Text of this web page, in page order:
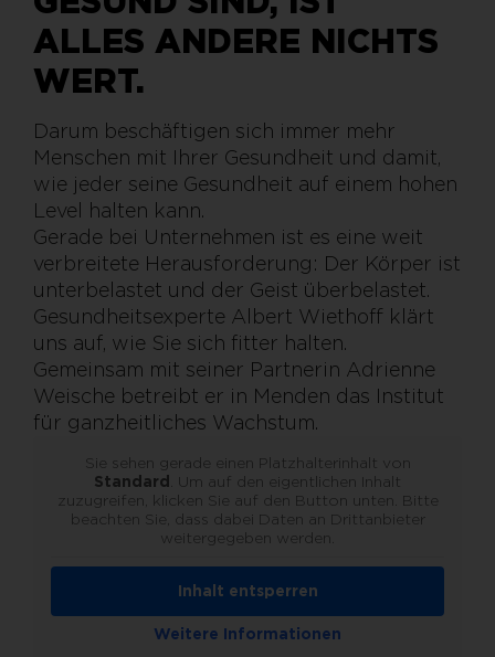
ALLES ANDERE NICHTS
WERT.
Darum beschäftigen sich immer mehr
Menschen mit Ihrer Gesundheit und damit,
wie jeder seine Gesundheit auf einem hohen
Level halten kann.
Gerade bei Unternehmen ist es eine weit
verbreitete Herausforderung: Der Körper ist
unterbelastet und der Geist überbelastet.
Gesundheitsexperte Albert Wiethoff klärt
uns auf, wie Sie sich fitter halten.
Gemeinsam mit seiner Partnerin Adrienne
Weische betreibt er in Menden das Institut
für ganzheitliches Wachstum.
Sie sehen gerade einen Platzhalterinhalt von
Standard
. Um auf den eigentlichen Inhalt
zuzugreifen, klicken Sie auf den Button unten. Bitte
beachten Sie, dass dabei Daten an Drittanbieter
weitergegeben werden.
Inhalt entsperren
Weitere Informationen